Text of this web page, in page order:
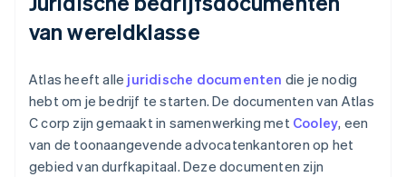
van wereldklasse
Atlas heeft alle juridische documenten die je nodig
hebt om je bedrijf te starten. De documenten van Atlas
C corp zijn gemaakt in samenwerking met Cooley, een
van de toonaangevende advocatenkantoren op het
gebied van durfkapitaal. Deze documenten zijn